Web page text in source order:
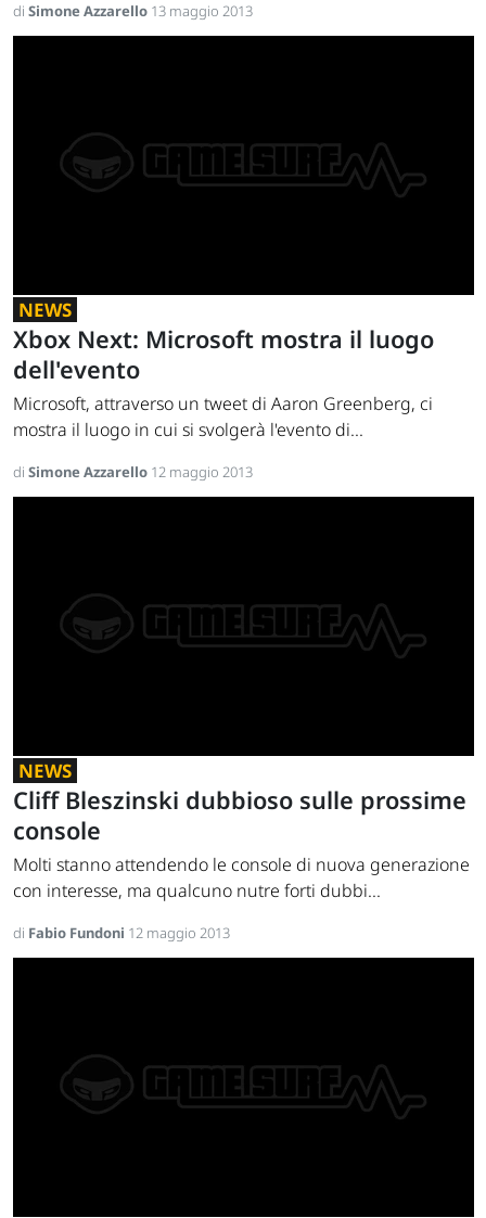
di Simone Azzarello 13 maggio 2013
NEWS
Xbox Next: Microsoft mostra il luogo
dell'evento
Microsoft, attraverso un tweet di Aaron Greenberg, ci
mostra il luogo in cui si svolgerà l'evento di...
di Simone Azzarello 12 maggio 2013
NEWS
Cliff Bleszinski dubbioso sulle prossime
console
Molti stanno attendendo le console di nuova generazione
con interesse, ma qualcuno nutre forti dubbi...
di Fabio Fundoni 12 maggio 2013